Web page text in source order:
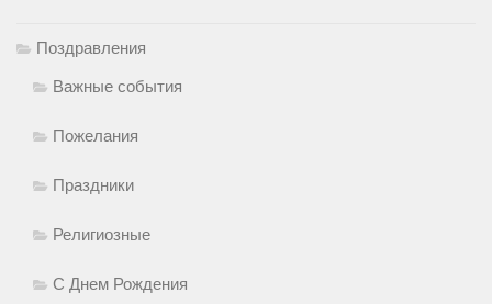
Поздравления
Важные события
Пожелания
Праздники
Религиозные
С Днем Рождения